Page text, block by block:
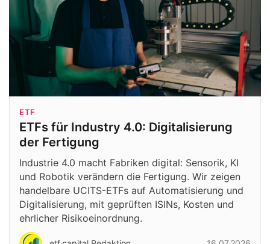
ETF
ETFs für Industry 4.0: Digitalisierung
der Fertigung
Industrie 4.0 macht Fabriken digital: Sensorik, KI
und Robotik verändern die Fertigung. Wir zeigen
handelbare UCITS-ETFs auf Automatisierung und
Digitalisierung, mit geprüften ISINs, Kosten und
ehrlicher Risikoeinordnung.